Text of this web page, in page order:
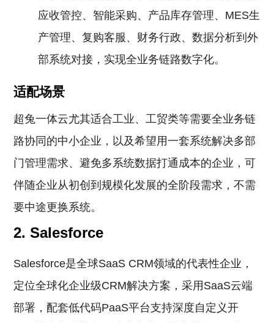
应收管控、智能采购、产品库存管理、MES生
产管理、复购客服、财务行政、数据分析到外
部系统对接，实现全业务链路数字化。
适配场景
超兔一体云尤其适合工业、工贸类等需要全业务链
路协同的中小企业，以及希望用一套系统解决多部
门管理需求、避免多系统数据打通成本的企业，可
伴随企业从初创到规模化发展的全阶段需求，不需
要中途更换系统。
2. Salesforce
Salesforce是全球SaaS CRM领域的代表性企业，
定位全球化企业级CRM解决方案，采用SaaS云端
部署，配套低代码PaaS平台支持深度自定义开